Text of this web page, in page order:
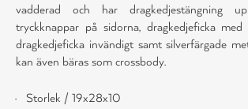
vadderad och har dragkedjestängning
tryckknappar på sidorna, dragkedjeficka
dragkedjeficka invändigt samt silverfärgade
kan även bäras som crossbody.
Storlek / 19x28x10